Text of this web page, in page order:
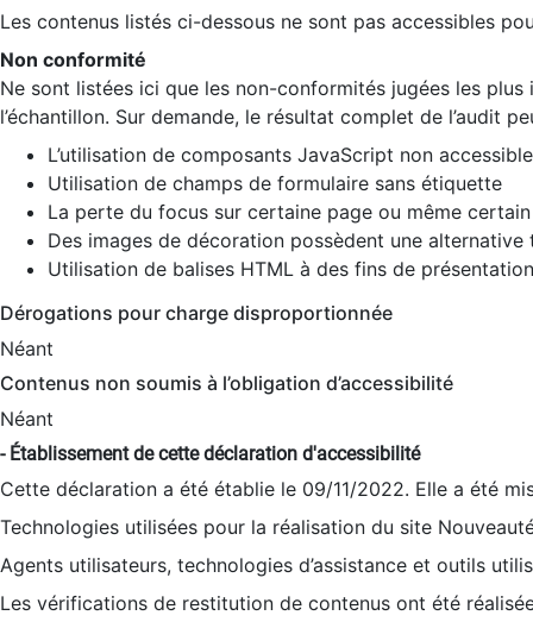
Les contenus listés ci-dessous ne sont pas accessibles
Non conformité
Ne sont listées ici que les non-conformités jugées les
l’échantillon. Sur demande, le résultat complet de l’audit
L’utilisation de composants JavaScript non
Utilisation de champs de formulaire sans étiquette
La perte du focus sur certaine page ou même
Des images de décoration possèdent une alternative
Utilisation de balises HTML à des fins de
Dérogations pour charge disproportionnée
Néant
Contenus non soumis à l’obligation d’accessibilité
Néant
- Établissement de cette déclaration d'accessibilité
Cette déclaration a été établie le 09/11/2022. Elle a été
Technologies utilisées pour la réalisation du site
Agents utilisateurs, technologies d’assistance et outils
Les vérifications de restitution de contenus ont été